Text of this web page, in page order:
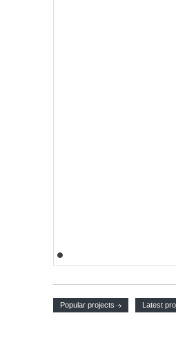
Popular projects Latest